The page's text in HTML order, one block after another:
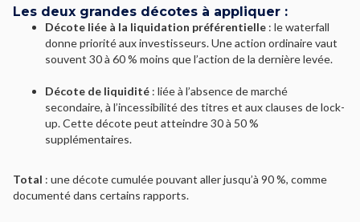
Les deux grandes décotes à appliquer :
Décote liée à la liquidation préférentielle : le waterfall
donne priorité aux investisseurs. Une action ordinaire vaut
souvent 30 à 60 % moins que l’action de la dernière levée.
Décote de liquidité : liée à l’absence de marché
secondaire, à l’incessibilité des titres et aux clauses de lock-
up. Cette décote peut atteindre 30 à 50 %
supplémentaires.
Total : une décote cumulée pouvant aller jusqu’à 90 %, comme
documenté dans certains rapports.